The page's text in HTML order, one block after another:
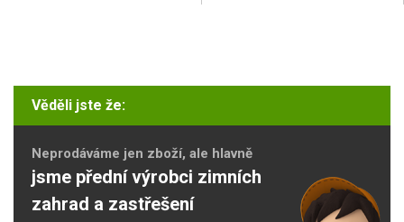
Věděli jste že:
Neprodáváme jen zboží, ale hlavně
jsme přední výrobci zimních
zahrad a zastřešení